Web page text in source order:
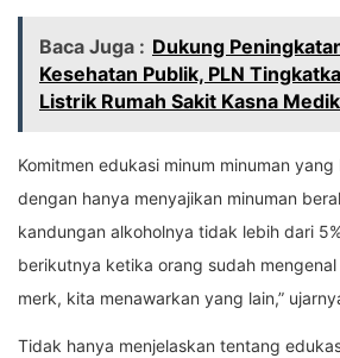
Baca Juga : Dukung
Kesehatan Publik, PLN
Listrik Rumah Sakit Kasna
Komitmen edukasi minum minuman
dengan hanya menyajikan minuman
kandungan alkoholnya tidak lebih dari
berikutnya ketika orang sudah
merk, kita menawarkan yang lain,”
Tidak hanya menjelaskan tentang